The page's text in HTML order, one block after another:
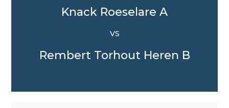
Knack Roeselare A
VS
Rembert Torhout Heren B